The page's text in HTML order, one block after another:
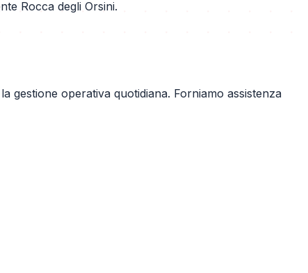
Rocca degli Orsini.
gestione operativa quotidiana. Forniamo assistenza